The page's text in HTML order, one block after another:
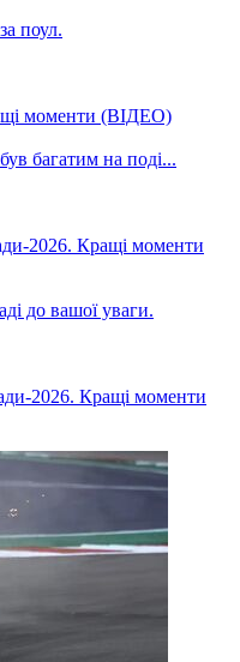
моменти (ВІДЕО)
2026. Кращі моменти
2026. Кращі моменти